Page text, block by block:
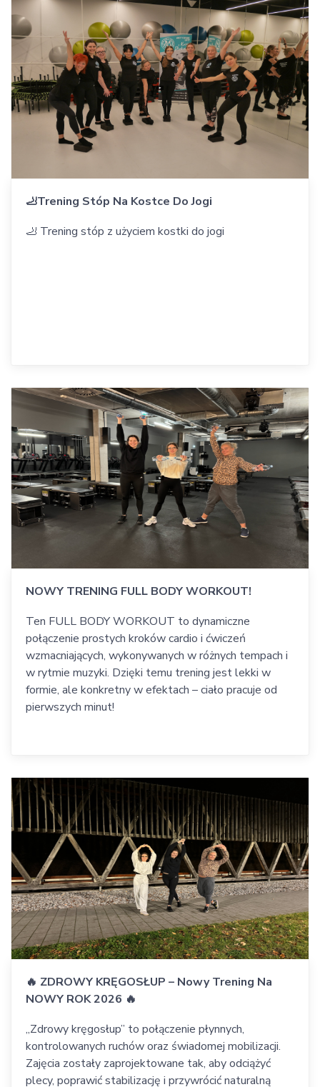
🦶Trening Stóp Na Kostce Do Jogi
🦶 Trening stóp z użyciem kostki do jogi
NOWY TRENING FULL BODY WORKOUT!
Ten FULL BODY WORKOUT to dynamiczne
połączenie prostych kroków cardio i ćwiczeń
wzmacniających, wykonywanych w różnych tempach i
w rytmie muzyki. Dzięki temu trening jest lekki w
formie, ale konkretny w efektach – ciało pracuje od
pierwszych minut!
🔥 ZDROWY KRĘGOSŁUP – Nowy Trening Na
NOWY ROK 2026 🔥
„Zdrowy kręgosłup” to połączenie płynnych,
kontrolowanych ruchów oraz świadomej mobilizacji.
Zajęcia zostały zaprojektowane tak, aby odciążyć
plecy, poprawić stabilizację i przywrócić naturalną